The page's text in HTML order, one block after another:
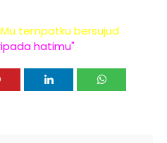
tempatku bersujud
hatimu"